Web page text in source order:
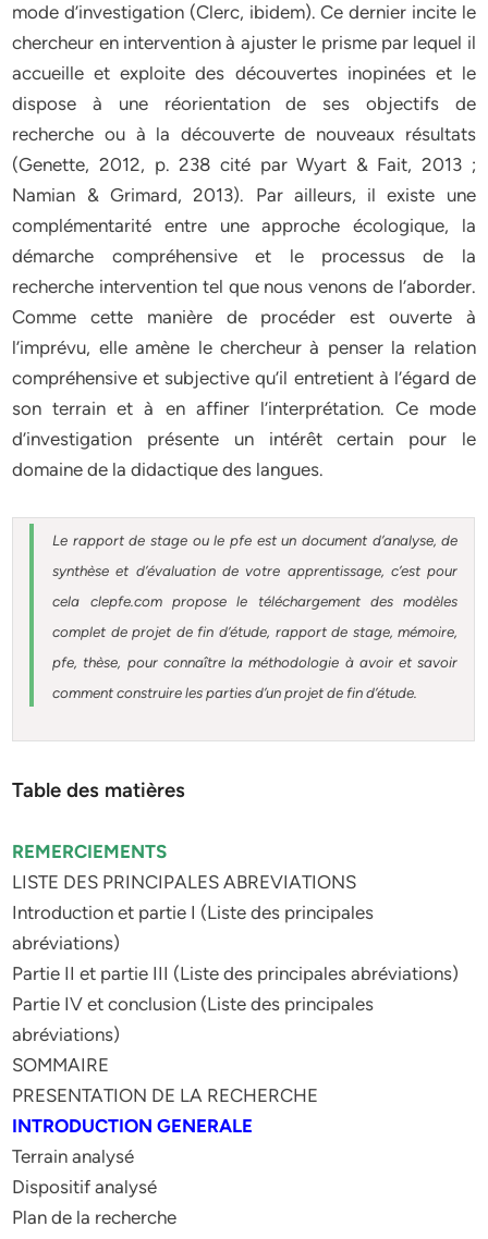
mode d’investigation (Clerc, ibidem). Ce dernier incite le
chercheur en intervention à ajuster le prisme par lequel il
accueille et exploite des découvertes inopinées et le
dispose à une réorientation de ses objectifs de
recherche ou à la découverte de nouveaux résultats
(Genette, 2012, p. 238 cité par Wyart & Fait, 2013 ;
Namian & Grimard, 2013). Par ailleurs, il existe une
complémentarité entre une approche écologique, la
démarche compréhensive et le processus de la
recherche intervention tel que nous venons de l’aborder.
Comme cette manière de procéder est ouverte à
l’imprévu, elle amène le chercheur à penser la relation
compréhensive et subjective qu’il entretient à l’égard de
son terrain et à en affiner l’interprétation. Ce mode
d’investigation présente un intérêt certain pour le
domaine de la didactique des langues.
Le rapport de stage ou le pfe est un document d’analyse, de
synthèse et d’évaluation de votre apprentissage, c’est pour
cela clepfe.com propose le téléchargement des modèles
complet de projet de fin d’étude, rapport de stage, mémoire,
pfe, thèse, pour connaître la méthodologie à avoir et savoir
comment construire les parties d’un projet de fin d’étude.
Table des matières
REMERCIEMENTS
LISTE DES PRINCIPALES ABREVIATIONS
Introduction et partie I (Liste des principales
abréviations)
Partie II et partie III (Liste des principales abréviations)
Partie IV et conclusion (Liste des principales
abréviations)
SOMMAIRE
PRESENTATION DE LA RECHERCHE
INTRODUCTION GENERALE
Terrain analysé
Dispositif analysé
Plan de la recherche